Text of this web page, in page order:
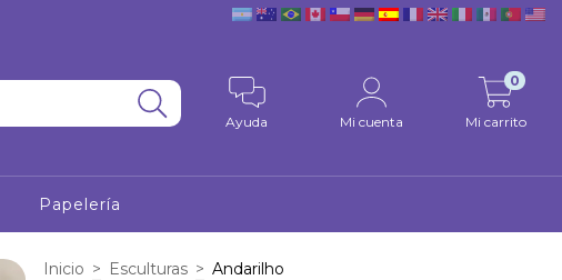
Ayuda Mi cuenta Mi carrito
0
Papelería
Inicio > Esculturas > Andarilho